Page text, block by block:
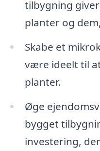
tilbygning
planter og
Skabe et
være ideelt til
planter.
Øge
bygget
investering,